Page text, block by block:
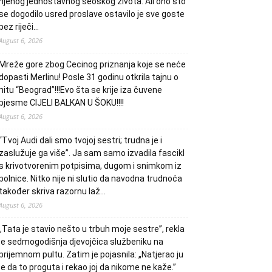
dogodilo usred proslave ostavilo je sve goste
bez riječi…
6, 2026
Mreže gore zbog Cecinog priznanja koje se neće
Merlinu! Posle 31 godinu otkrila tajnu o
hitu “Beograd”!!!Evo šta se krije iza čuvene
CIJELI BALKAN U ŠOKU!!!!
6, 2026
Audi dali smo tvojoj sestri; trudna je i
zaslužuje ga više”. Ja sam samo izvadila fascikl
krivotvorenim potpisima, dugom i snimkom iz
bolnice. Nitko nije ni slutio da navodna trudnoća
također skriva razornu laž…
6, 2026
je stavio nešto u trbuh moje sestre”, rekla
sedmogodišnja djevojčica službeniku na
pultu. Zatim je pojasnila: „Natjerao ju
da to proguta i rekao joj da nikome ne kaže.”